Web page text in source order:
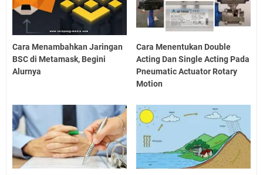
Cara Menambahkan Jaringan
BSC di Metamask, Begini
Alurnya
Cara Menentukan Double
Acting Dan Single Acting Pada
Pneumatic Actuator Rotary
Motion